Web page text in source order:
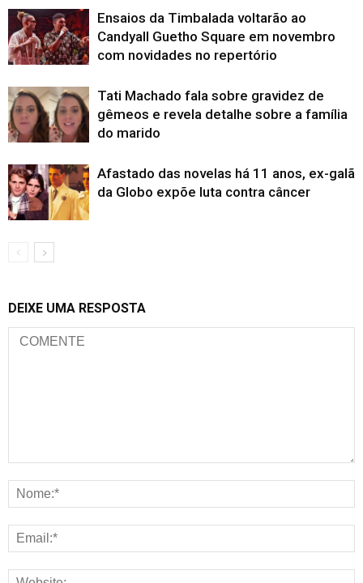
Ensaios da Timbalada voltarão ao
Candyall Guetho Square em novembro
com novidades no repertório
Tati Machado fala sobre gravidez de
gêmeos e revela detalhe sobre a família
do marido
Afastado das novelas há 11 anos, ex-galã
da Globo expõe luta contra câncer
DEIXE UMA RESPOSTA